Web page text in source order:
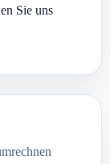
Sie uns